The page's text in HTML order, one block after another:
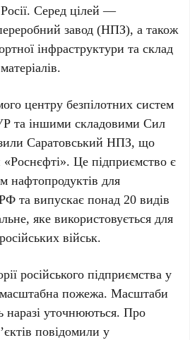
Росії. Серед цілей —
завод (НПЗ), а також
інфраструктури та склад
центру безпілотних систем
та іншими складовими Сил
Саратовський НПЗ, що
«Роснєфті». Це підприємство є
нафтопродуктів для
та випускає понад20 видів
яке використовується для
військ.
російського підприємства у
пожежа. Масштаби
наразі уточнюються. Про
повідомили у